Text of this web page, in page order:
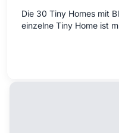
Die 30 Tiny Homes mit
einzelne Tiny Home ist